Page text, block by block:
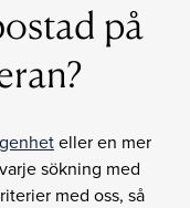
på
eller en mer
sökning med
med oss, så